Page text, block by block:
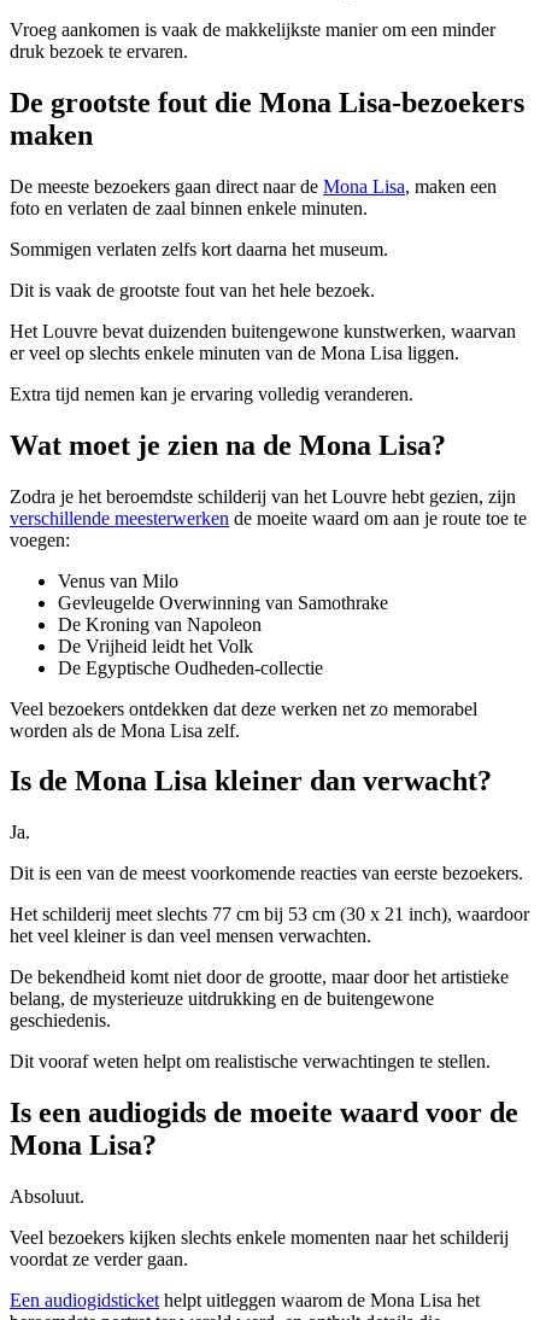
Vroeg aankomen is vaak de makkelijkste manier om een minder
druk bezoek te ervaren.
De grootste fout die Mona Lisa-bezoekers
maken
De meeste bezoekers gaan direct naar de Mona Lisa, maken een
foto en verlaten de zaal binnen enkele minuten.
Sommigen verlaten zelfs kort daarna het museum.
Dit is vaak de grootste fout van het hele bezoek.
Het Louvre bevat duizenden buitengewone kunstwerken, waarvan
er veel op slechts enkele minuten van de Mona Lisa liggen.
Extra tijd nemen kan je ervaring volledig veranderen.
Wat moet je zien na de Mona Lisa?
Zodra je het beroemdste schilderij van het Louvre hebt gezien, zijn
verschillende meesterwerken de moeite waard om aan je route toe te
voegen:
Venus van Milo
Gevleugelde Overwinning van Samothrake
De Kroning van Napoleon
De Vrijheid leidt het Volk
De Egyptische Oudheden-collectie
Veel bezoekers ontdekken dat deze werken net zo memorabel
worden als de Mona Lisa zelf.
Is de Mona Lisa kleiner dan verwacht?
Ja.
Dit is een van de meest voorkomende reacties van eerste bezoekers.
Het schilderij meet slechts 77 cm bij 53 cm (30 x 21 inch), waardoor
het veel kleiner is dan veel mensen verwachten.
De bekendheid komt niet door de grootte, maar door het artistieke
belang, de mysterieuze uitdrukking en de buitengewone
geschiedenis.
Dit vooraf weten helpt om realistische verwachtingen te stellen.
Is een audiogids de moeite waard voor de
Mona Lisa?
Absoluut.
Veel bezoekers kijken slechts enkele momenten naar het schilderij
voordat ze verder gaan.
Een audiogidsticket helpt uitleggen waarom de Mona Lisa het